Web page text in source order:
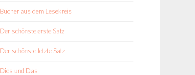
Bücher aus dem Lesekreis
Der schönste erste Satz
Der schönste letzte Satz
Dies und Das